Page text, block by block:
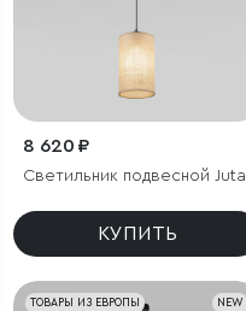
8 620 ₽
Светильник подвесной Juta
КУПИТЬ
NEW
ТОВАРЫ ИЗ ЕВРОПЫ